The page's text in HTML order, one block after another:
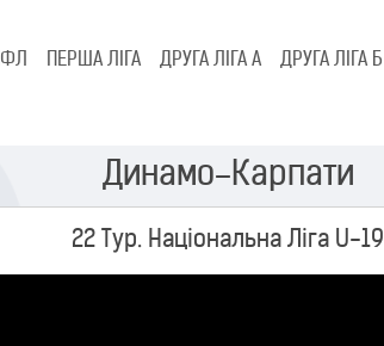
ПФЛ ПЕРША ЛІГА ДРУГА ЛІГА А ДРУГА ЛІГА Б
Динамо–Карпати
22 Тур. Національна Ліга U-19